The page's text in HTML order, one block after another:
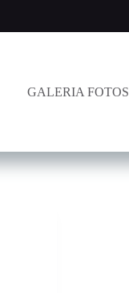
GALERIA FOTOS